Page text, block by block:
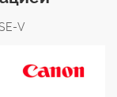
V
Отзывы